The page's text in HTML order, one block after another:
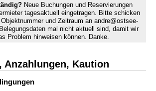
Neue Buchungen und Reservierungen
tagesaktuell eingetragen. Bitte schicken
und Zeitraum an andre@ostsee-
mal nicht aktuell sind, damit wir
Problem hinweisen können. Danke.
Anzahlungen, Kaution